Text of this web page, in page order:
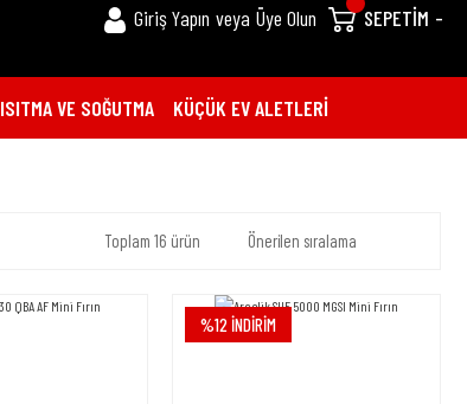
Giriş Yapın veya Üye Olun SEPETİM -
ISITMA VE SOĞUTMA KÜÇÜK EV ALETLERİ
Toplam 16 ürün
%12 İNDİRİM